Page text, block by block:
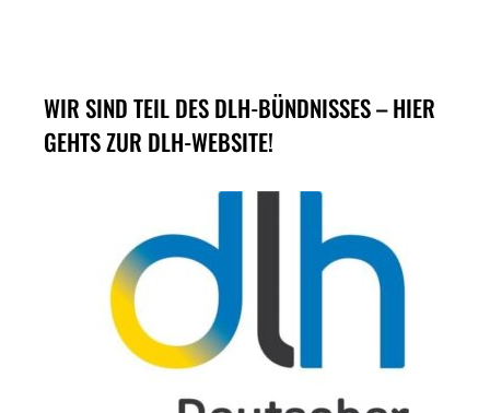
WIR SIND TEIL DES DLH-BÜNDNISSES – HIER
GEHTS ZUR DLH-WEBSITE!